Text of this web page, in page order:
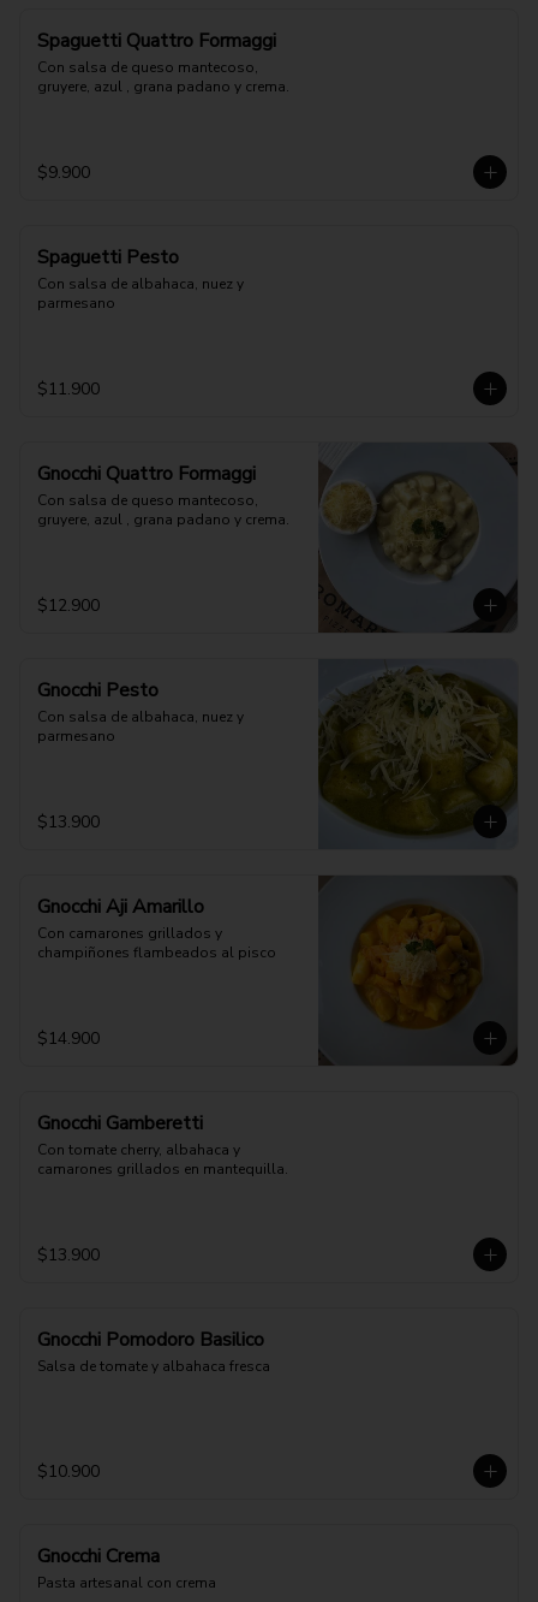
Spaguetti Quattro Formaggi
Con salsa de queso mantecoso,
gruyere, azul , grana padano y crema.
$9.900
Spaguetti Pesto
Con salsa de albahaca, nuez y
parmesano
$11.900
Gnocchi Quattro Formaggi
Con salsa de queso mantecoso,
gruyere, azul , grana padano y crema.
$12.900
Gnocchi Pesto
Con salsa de albahaca, nuez y
parmesano
$13.900
Gnocchi Aji Amarillo
Con camarones grillados y
champiñones flambeados al pisco
$14.900
Gnocchi Gamberetti
Con tomate cherry, albahaca y
camarones grillados en mantequilla.
$13.900
Gnocchi Pomodoro Basilico
Salsa de tomate y albahaca fresca
$10.900
Gnocchi Crema
Pasta artesanal con crema